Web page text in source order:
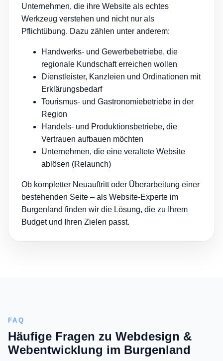
Unternehmen, die ihre Website als echtes
Werkzeug verstehen und nicht nur als
Pflichtübung. Dazu zählen unter anderem:
Handwerks- und Gewerbebetriebe, die
regionale Kundschaft erreichen wollen
Dienstleister, Kanzleien und Ordinationen mit
Erklärungsbedarf
Tourismus- und Gastronomiebetriebe in der
Region
Handels- und Produktionsbetriebe, die
Vertrauen aufbauen möchten
Unternehmen, die eine veraltete Website
ablösen (Relaunch)
Ob kompletter Neuauftritt oder Überarbeitung einer
bestehenden Seite – als Website-Experte im
Burgenland finden wir die Lösung, die zu Ihrem
Budget und Ihren Zielen passt.
FAQ
Häufige Fragen zu Webdesign &
Webentwicklung im Burgenland